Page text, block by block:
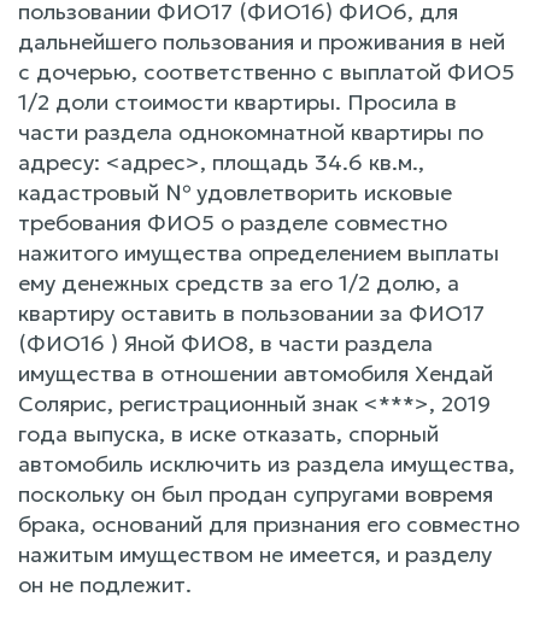
пользовании ФИО17 (ФИО16) ФИО6, для
дальнейшего пользования и проживания в ней
с дочерью, соответственно с выплатой ФИО5
1/2 доли стоимости квартиры. Просила в
части раздела однокомнатной квартиры по
адресу: <адрес>, площадь 34.6 кв.м.,
кадастровый № удовлетворить исковые
требования ФИО5 о разделе совместно
нажитого имущества определением выплаты
ему денежных средств за его 1/2 долю, а
квартиру оставить в пользовании за ФИО17
(ФИО16 ) Яной ФИО8, в части раздела
имущества в отношении автомобиля Хендай
Солярис, регистрационный знак <***>, 2019
года выпуска, в иске отказать, спорный
автомобиль исключить из раздела имущества,
поскольку он был продан супругами вовремя
брака, оснований для признания его совместно
нажитым имуществом не имеется, и разделу
он не подлежит.